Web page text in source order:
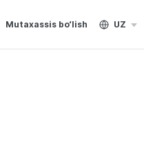
Mutaxassis bo‘lish UZ